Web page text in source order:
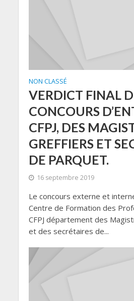
NON CLASSÉ
VERDICT FINAL
CONCOURS
CFPJ, DES
GREFFIERS ET
DE PARQUET.
16 septembre 2019
Le concours externe et
Centre de Formation des
CFPJ département des
et des secrétaires de...